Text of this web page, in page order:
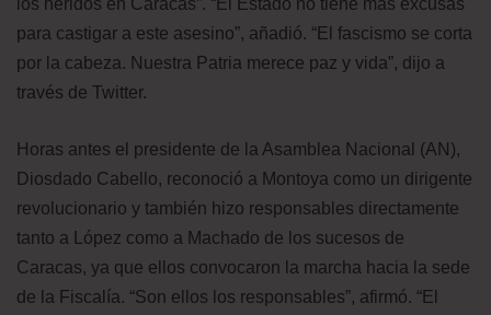
los heridos en Caracas”. “El Estado no tiene más excusas
para castigar a este asesino”, añadió. “El fascismo se corta
por la cabeza. Nuestra Patria merece paz y vida”, dijo a
través de Twitter.
Horas antes el presidente de la Asamblea Nacional (AN),
Diosdado Cabello, reconoció a Montoya como un dirigente
revolucionario y también hizo responsables directamente
tanto a López como a Machado de los sucesos de
Caracas, ya que ellos convocaron la marcha hacia la sede
de la Fiscalía. “Son ellos los responsables”, afirmó. “El